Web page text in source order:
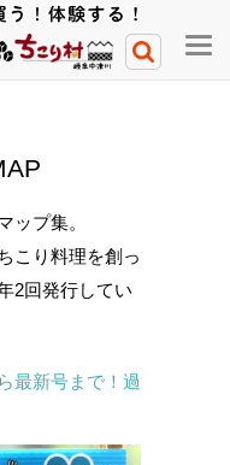
メ
ニ
ップ集。
こり料理を創っ
2回発行してい
最新号まで！過